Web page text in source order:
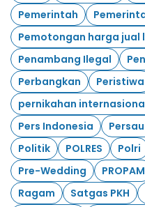
Pemerintah
Pemotongan harga jual
Penambang Ilegal
Perbangkan
Peristiwa
pernikahan
Pers Indonesia
Politik
POLRES Polri
Pre-Wedding
PROPAM
Ragam
Satgas PKH